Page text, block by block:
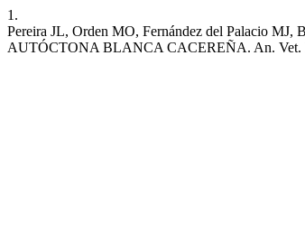
1.
Pereira JL, Orden MO, Fernández del Palacio
AUTÓCTONA BLANCA CACEREÑA. An. Vet.